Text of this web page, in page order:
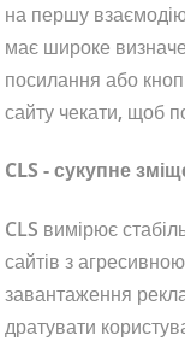
на першу
має широке
посилання або
сайту чекати, щоб
CLS - сукупне
CLS вимірює
сайтів з
завантаження
дратувати